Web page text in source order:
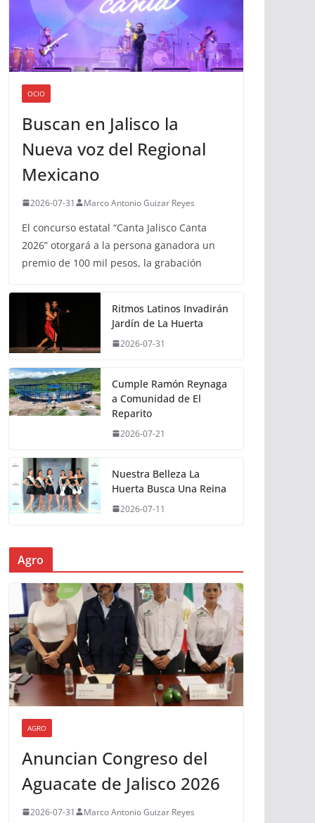
OCIO
Buscan en Jalisco la
Nueva voz del Regional
Mexicano
2026-07-31 Marco Antonio Guizar Reyes
El concurso estatal “Canta Jalisco Canta
2026” otorgará a la persona ganadora un
premio de 100 mil pesos, la grabación
Ritmos Latinos Invadirán
Jardín de La Huerta
2026-07-31
Cumple Ramón Reynaga
a Comunidad de El
Reparito
2026-07-21
Nuestra Belleza La
Huerta Busca Una Reina
2026-07-11
Agro
AGRO
Anuncian Congreso del
Aguacate de Jalisco 2026
2026-07-31 Marco Antonio Guizar Reyes